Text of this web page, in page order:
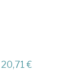
20,71 €